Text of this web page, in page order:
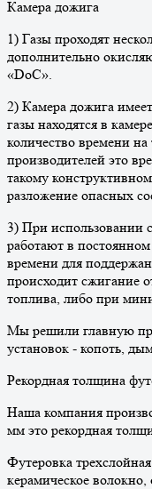
Камера дожига
1) Газы проходят
дополнительно
«DoC».
2) Камера дожига
газы находятся в
количество времени
производителей это
такому
разложение опасных
3) При использовании
работают в
времени для
происходит сжигание
топлива, либо при
Мы решили главную
установок - копоть,
Рекордная толщина
Наша компания
мм это рекордная
Футеровка
керамическое